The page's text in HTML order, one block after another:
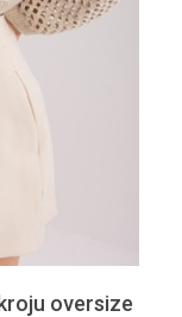
oversize